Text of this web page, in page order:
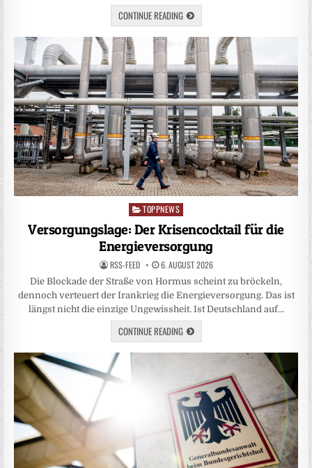
CONTINUE READING
Posted
in
TOPPNEWS
Versorgungslage: Der Krisencocktail für die
Energieversorgung
RSS-FEED 6. AUGUST 2026
Die Blockade der Straße von Hormus scheint zu bröckeln,
dennoch verteuert der Irankrieg die Energieversorgung. Das ist
längst nicht die einzige Ungewissheit. Ist Deutschland auf…
CONTINUE READING